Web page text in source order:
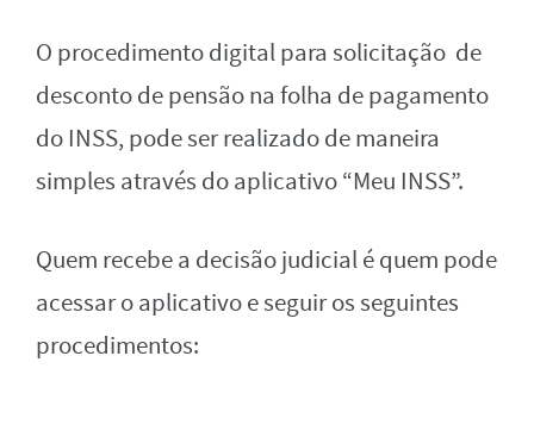
O procedimento digital para solicitação de
desconto de pensão na folha de pagamento
do INSS, pode ser realizado de maneira
simples através do aplicativo “Meu INSS”.
Quem recebe a decisão judicial é quem pode
acessar o aplicativo e seguir os seguintes
procedimentos: